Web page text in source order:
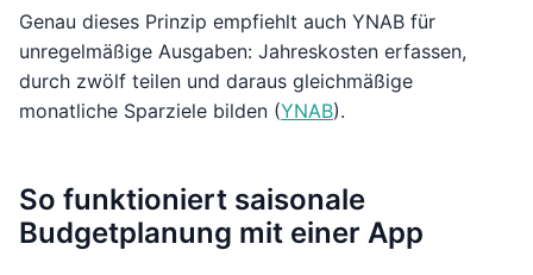
Genau dieses Prinzip empfiehlt auch YNAB für
unregelmäßige Ausgaben: Jahreskosten erfassen,
durch zwölf teilen und daraus gleichmäßige
monatliche Sparziele bilden (YNAB).
So funktioniert saisonale
Budgetplanung mit einer App